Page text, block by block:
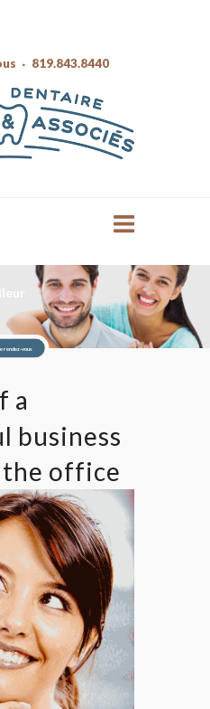
819.843.8440
rendez-vous
a
business
the office